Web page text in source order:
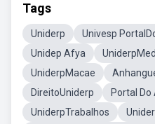
Tags
Uniderp Univesp
Unidep Afya
UniderpMacae
DireitoUniderp
Portal Do
UniderpTrabalhos